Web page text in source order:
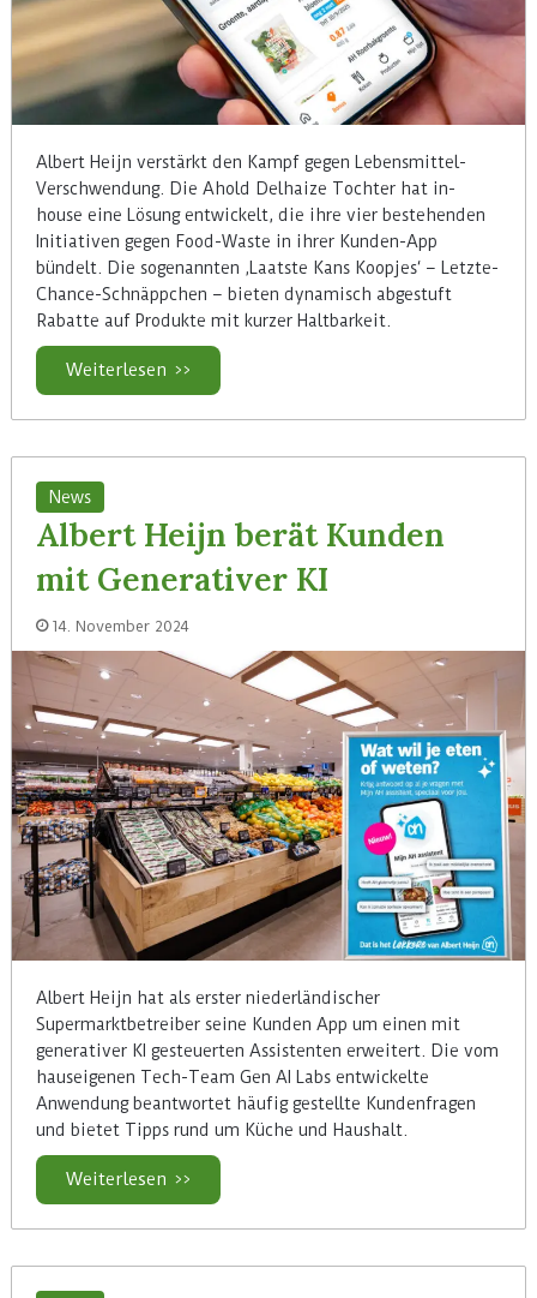
Albert Heijn verstärkt den Kampf gegen Lebensmittel-
Verschwendung. Die Ahold Delhaize Tochter hat in-
house eine Lösung entwickelt, die ihre vier bestehenden
Initiativen gegen Food-Waste in ihrer Kunden-App
bündelt. Die sogenannten ‚Laatste Kans Koopjes‘ – Letzte-
Chance-Schnäppchen – bieten dynamisch abgestuft
Rabatte auf Produkte mit kurzer Haltbarkeit.
Weiterlesen >>
News
Albert Heijn berät Kunden
mit Generativer KI
14. November 2024
Albert Heijn hat als erster niederländischer
Supermarktbetreiber seine Kunden App um einen mit
generativer KI gesteuerten Assistenten erweitert. Die vom
hauseigenen Tech-Team Gen AI Labs entwickelte
Anwendung beantwortet häufig gestellte Kundenfragen
und bietet Tipps rund um Küche und Haushalt.
Weiterlesen >>